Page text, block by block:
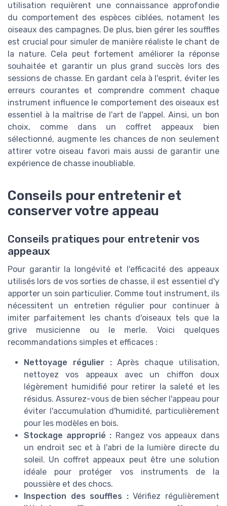
utilisation requièrent une connaissance approfondie
du comportement des espèces ciblées, notament les
oiseaux des campagnes. De plus, bien gérer les souffles
est crucial pour simuler de manière réaliste le chant de
la nature. Cela peut fortement améliorer la réponse
souhaitée et garantir un plus grand succès lors des
sessions de chasse. En gardant cela à l'esprit, éviter les
erreurs courantes et comprendre comment chaque
instrument influence le comportement des oiseaux est
essentiel à la maîtrise de l'art de l'appel. Ainsi, un bon
choix, comme dans un coffret appeaux bien
sélectionné, augmente les chances de non seulement
attirer votre oiseau favori mais aussi de garantir une
expérience de chasse inoubliable.
Conseils pour entretenir et
conserver votre appeau
Conseils pratiques pour entretenir vos
appeaux
Pour garantir la longévité et l'efficacité des appeaux
utilisés lors de vos sorties de chasse, il est essentiel d'y
apporter un soin particulier. Comme tout instrument, ils
nécessitent un entretien régulier pour continuer à
imiter parfaitement les chants d'oiseaux tels que la
grive musicienne ou le merle. Voici quelques
recommandations simples et efficaces :
Nettoyage régulier :Après chaque utilisation,
nettoyez vos appeaux avec un chiffon doux
légèrement humidifié pour retirer la saleté et les
résidus. Assurez-vous de bien sécher l'appeau pour
éviter l'accumulation d'humidité, particulièrement
pour les modèles en bois.
Stockage approprié : Rangez vos appeaux dans
un endroit sec et à l'abri de la lumière directe du
soleil. Un coffret appeaux peut être une solution
idéale pour protéger vos instruments de la
poussière et des chocs.
Inspection des souffles :Vérifiez régulièrement